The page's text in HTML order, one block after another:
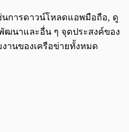
นการดาวน์โหลดแอพมือถือ, ดู
ฒนาและอื่น ๆ จุดประสงค์ของ
านของเครือข่ายทั้งหมด